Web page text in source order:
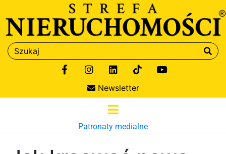
Newsletter
Patronaty medialne